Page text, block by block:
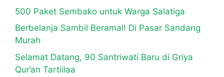
500 Paket Sembako untuk Warga Salatiga
Berbelanja Sambil Beramal! Di Pasar Sandang
Murah
Selamat Datang, 90 Santriwati Baru di Griya
Qur’an Tartiilaa